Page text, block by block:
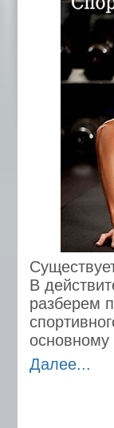
В
разберем
основному
Далее...